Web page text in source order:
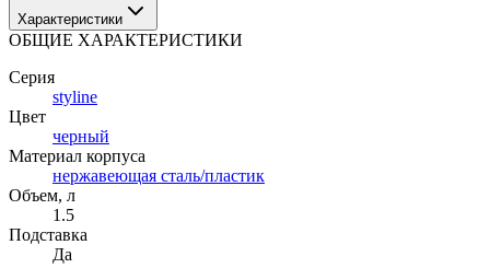
Характеристики
ОБЩИЕ ХАРАКТЕРИСТИКИ
Серия
styline
Цвет
черный
Материал корпуса
нержавеющая сталь/пластик
Объем, л
1.5
Подставка
Да